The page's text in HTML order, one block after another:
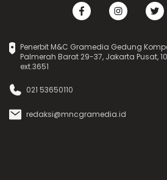
Penerbit M&C Gramedia Gedung
Palmerah Barat 29-37, Jakarta Pusat,
ext.3651
021 53650110
redaksi@mncgramedia.id